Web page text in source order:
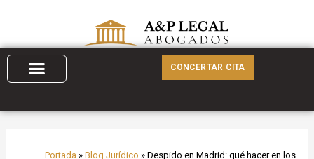
contenido
CONCERTAR CITA
Portada » Blog Jurídico » Despido en Madrid: qué hacer en los